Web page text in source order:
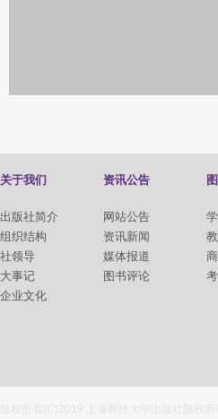
关于我们
出版社简介
组织结构
社领导
大事记
企业文化
资讯公告
网站公告
资讯新闻
媒体报道
图书评论